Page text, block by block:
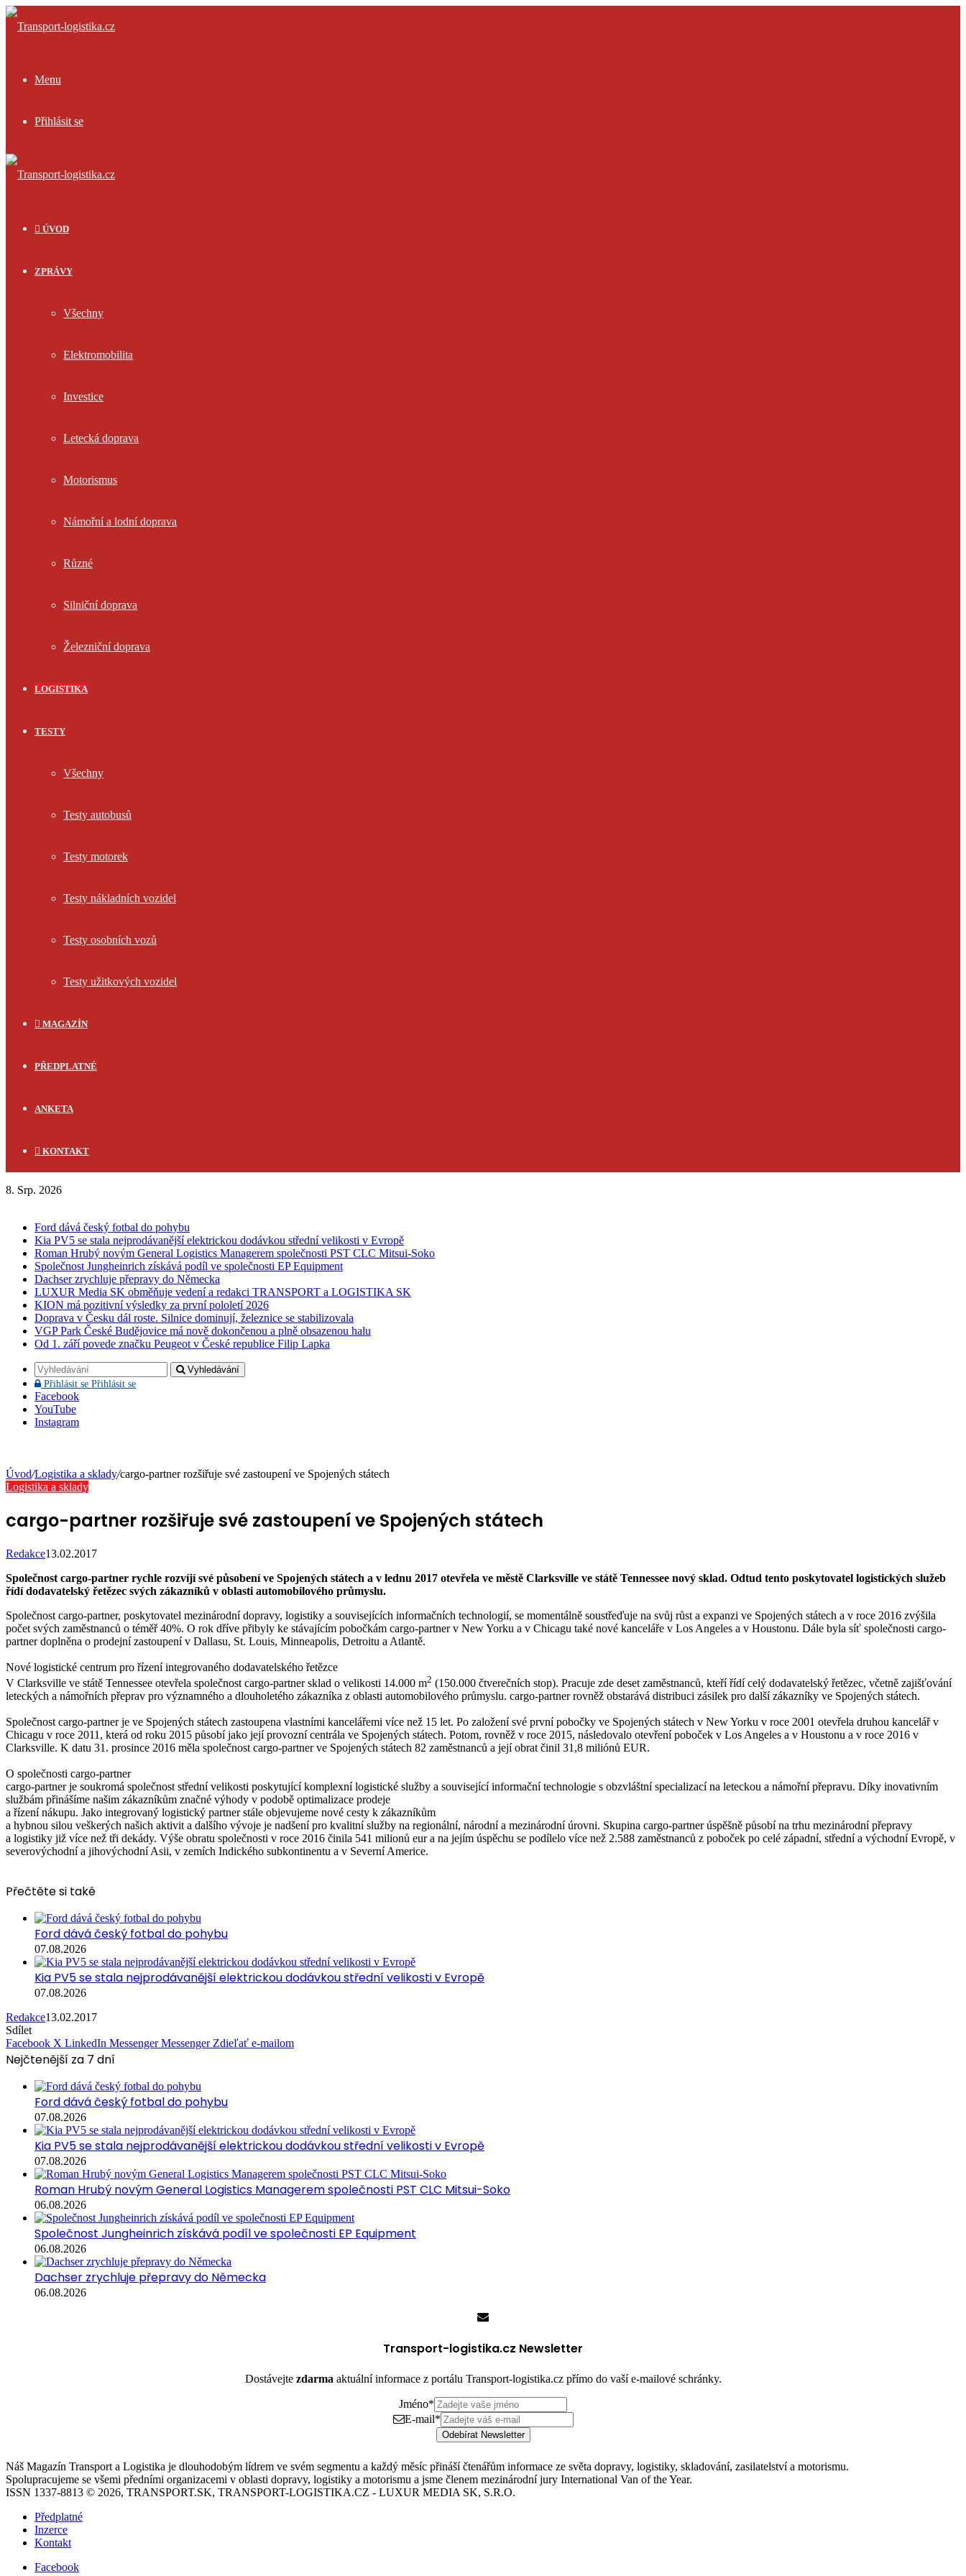
Menu
Přihlásit se
ÚVOD
ZPRÁVY
Všechny
Elektromobilita
Investice
Letecká doprava
Motorismus
Námořní a lodní doprava
Různé
Silniční doprava
Železniční doprava
LOGISTIKA
TESTY
Všechny
Testy autobusů
Testy motorek
Testy nákladních vozidel
Testy osobních vozů
Testy užitkových vozidel
MAGAZÍN
PŘEDPLATNÉ
ANKETA
KONTAKT
8. Srp. 2026
Ford dává český fotbal do pohybu
Kia PV5 se stala nejprodávanější elektrickou dodávkou střední velikosti v Evropě
Roman Hrubý novým General Logistics Managerem společnosti PST CLC Mitsui-Soko
Společnost Jungheinrich získává podíl ve společnosti EP Equipment
Dachser zrychluje přepravy do Německa
LUXUR Media SK obměňuje vedení a redakci TRANSPORT a LOGISTIKA SK
KION má pozitivní výsledky za první pololetí 2026
Doprava v Česku dál roste. Silnice dominují, železnice se stabilizovala
VGP Park České Budějovice má nově dokončenou a plně obsazenou halu
Od 1. září povede značku Peugeot v České republice Filip Lapka
Vyhledávání
Přihlásit se Přihlásit se
Facebook
YouTube
Instagram
Úvod/Logistika a sklady/cargo-partner rozšiřuje své zastoupení ve Spojených státech
Logistika a sklady
cargo-partner rozšiřuje své zastoupení ve Spojených státech
Redakce13.02.2017
Společnost cargo-partner rychle rozvíjí své působení ve Spojených státech a v lednu 2017 otevřela ve městě Clarksville ve státě Tennessee nový sklad. Odtud tento poskytovatel logistických služeb
řídí dodavatelský řetězec svých zákazníků v oblasti automobilového průmyslu.
Společnost cargo-partner, poskytovatel mezinárodní dopravy, logistiky a souvisejících informačních technologií, se momentálně soustřeďuje na svůj růst a expanzi ve Spojených státech a v roce 2016 zvýšila
počet svých zaměstnanců o téměř 40%. O rok dříve přibyly ke stávajícím pobočkám cargo-partner v New Yorku a v Chicagu také nové kanceláře v Los Angeles a v Houstonu. Dále byla síť společnosti cargo-
partner doplněna o prodejní zastoupení v Dallasu, St. Louis, Minneapolis, Detroitu a Atlantě.
Nové logistické centrum pro řízení integrovaného dodavatelského řetězce
V Clarksville ve státě Tennessee otevřela společnost cargo-partner sklad o velikosti 14.000 m2 (150.000 čtverečních stop). Pracuje zde deset zaměstnanců, kteří řídí celý dodavatelský řetězec, včetně zajišťování
leteckých a námořních přeprav pro významného a dlouholetého zákazníka z oblasti automobilového průmyslu. cargo-partner rovněž obstarává distribuci zásilek pro další zákazníky ve Spojených státech.
Společnost cargo-partner je ve Spojených státech zastoupena vlastními kancelářemi více než 15 let. Po založení své první pobočky ve Spojených státech v New Yorku v roce 2001 otevřela druhou kancelář v
Chicagu v roce 2011, která od roku 2015 působí jako její provozní centrála ve Spojených státech. Potom, rovněž v roce 2015, následovalo otevření poboček v Los Angeles a v Houstonu a v roce 2016 v
Clarksville. K datu 31. prosince 2016 měla společnost cargo-partner ve Spojených státech 82 zaměstnanců a její obrat činil 31,8 miliónů EUR.
O společnosti cargo-partner
cargo-partner je soukromá společnost střední velikosti poskytující komplexní logistické služby a související informační technologie s obzvláštní specializací na leteckou a námořní přepravu. Díky inovativním
službám přinášíme našim zákazníkům značné výhody v podobě optimalizace prodeje
a řízení nákupu. Jako integrovaný logistický partner stále objevujeme nové cesty k zákazníkům
a hybnou silou veškerých našich aktivit a dalšího vývoje je nadšení pro kvalitní služby na regionální, národní a mezinárodní úrovni. Skupina cargo-partner úspěšně působí na trhu mezinárodní přepravy
a logistiky již více než tři dekády. Výše obratu společnosti v roce 2016 činila 541 milionů eur a na jejím úspěchu se podílelo více než 2.588 zaměstnanců z poboček po celé západní, střední a východní Evropě, v
severovýchodní a jihovýchodní Asii, v zemích Indického subkontinentu a v Severní Americe.
Přečtěte si také
Ford dává český fotbal do pohybu
07.08.2026
Kia PV5 se stala nejprodávanější elektrickou dodávkou střední velikosti v Evropě
07.08.2026
Redakce13.02.2017
Sdílet
Facebook X LinkedIn Messenger Messenger Zdieľať e-mailom
Nejčtenější za 7 dní
Ford dává český fotbal do pohybu
07.08.2026
Kia PV5 se stala nejprodávanější elektrickou dodávkou střední velikosti v Evropě
07.08.2026
Roman Hrubý novým General Logistics Managerem společnosti PST CLC Mitsui-Soko
06.08.2026
Společnost Jungheinrich získává podíl ve společnosti EP Equipment
06.08.2026
Dachser zrychluje přepravy do Německa
06.08.2026
Transport-logistika.cz Newsletter
Dostávejte zdarma aktuální informace z portálu Transport-logistika.cz přímo do vaší e-mailové schránky.
Jméno*
E-mail*
Odebírat Newsletter
Náš Magazín Transport a Logistika je dlouhodobým lídrem ve svém segmentu a každý měsíc přináší čtenářům informace ze světa dopravy, logistiky, skladování, zasilatelství a motorismu.
Spolupracujeme se všemi předními organizacemi v oblasti dopravy, logistiky a motorismu a jsme členem mezinárodní jury International Van of the Year.
ISSN 1337-8813 © 2026, TRANSPORT.SK, TRANSPORT-LOGISTIKA.CZ - LUXUR MEDIA SK, S.R.O.
Předplatné
Inzerce
Kontakt
Facebook